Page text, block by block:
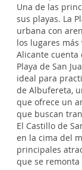
Una de las
sus playas. La
urbana con
los lugares
Alicante cuenta
Playa de San
ideal para
de Albufereta,
que ofrece un
que buscan
El Castillo de
en la cima del
principales
que se remonta